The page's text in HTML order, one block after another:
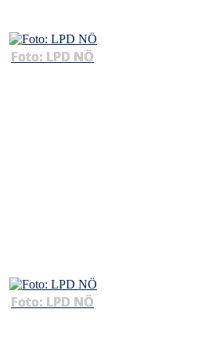
Foto: LPD NÖ
Foto: LPD NÖ